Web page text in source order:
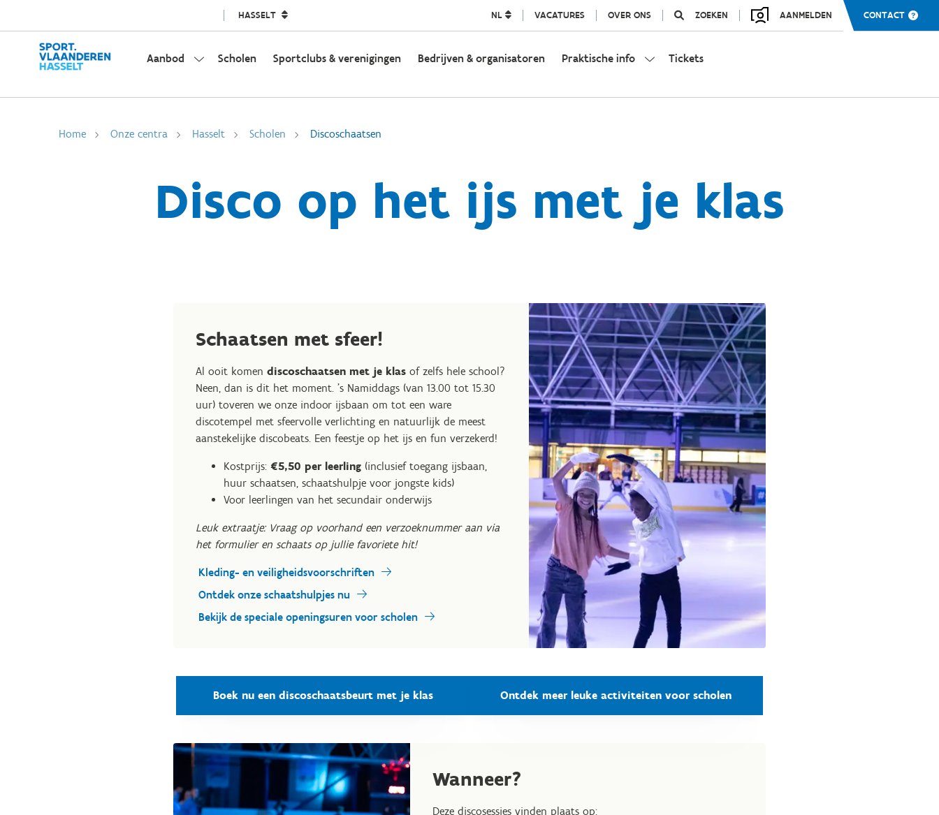
HASSELT NL VACATURES OVER ONS ZOEKEN AANMELDEN CONTACT
Aanbod Scholen Sportclubs & verenigingen Bedrijven & organisatoren Praktische info Tickets
Home Onze centra Hasselt Scholen Discoschaatsen
Disco op het ijs met je klas
Schaatsen met sfeer!
Al ooit komen discoschaatsen met je klas of zelfs hele school?
Neen, dan is dit het moment. ’s Namiddags (van 13.00 tot 15.30
uur) toveren we onze indoor ijsbaan om tot een ware
discotempel met sfeervolle verlichting en natuurlijk de meest
aanstekelijke discobeats. Een feestje op het ijs en fun verzekerd!
Kostprijs: €5,50 per leerling (inclusief toegang ijsbaan,
huur schaatsen, schaatshulpje voor jongste kids)
Voor leerlingen van het secundair onderwijs
Leuk extraatje: Vraag op voorhand een verzoeknummer aan via
het formulier en schaats op jullie favoriete hit!
Kleding- en veiligheidsvoorschriften
Ontdek onze schaatshulpjes nu
Bekijk de speciale openingsuren voor scholen
Boek nu een discoschaatsbeurt met je klas Ontdek meer leuke activiteiten voor scholen
Wanneer?
Deze discosessies vinden plaats op: